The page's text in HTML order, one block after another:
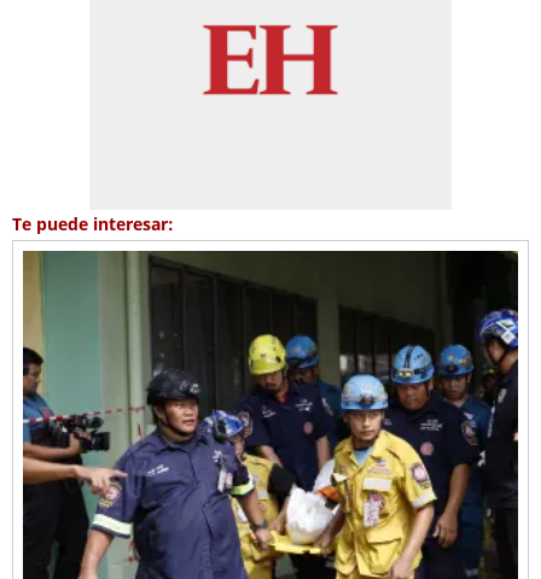
Te puede interesar: